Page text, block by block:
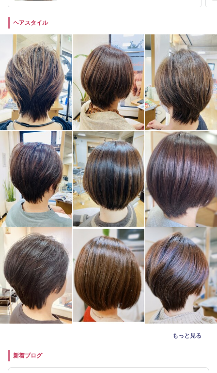
ヘアスタイル
もっと見る
新着ブログ